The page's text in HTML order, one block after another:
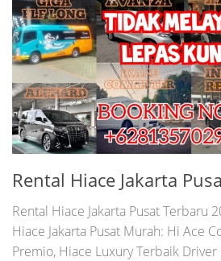
Rental Hiace Jakarta
Rental Hiace Jakarta Pusat Terbaru
Hiace Jakarta Pusat Murah: Hi Ace
Premio, Hiace Luxury Terbaik Driver